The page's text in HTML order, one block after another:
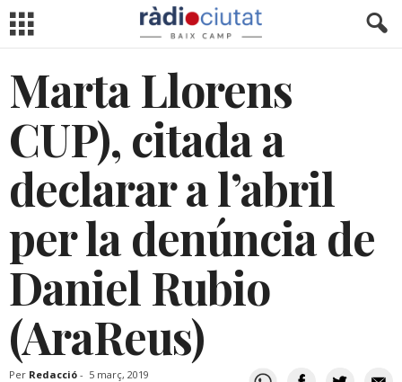
Marta Llorens
CUP), citada a
declarar a l’abril
per la denúncia de
Daniel Rubio
(AraReus)
Per Redacció - 5 març, 2019